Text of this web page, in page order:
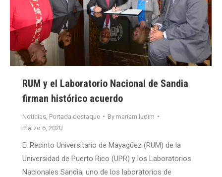
RUM y el Laboratorio Nacional de Sandia
firman histórico acuerdo
Noticias Portada destaque By mariam.ludim
marzo 6, 2020
El Recinto Universitario de Mayagüez (RUM) de la
Universidad de Puerto Rico (UPR) y los Laboratorios
Nacionales Sandia, uno de los laboratorios de